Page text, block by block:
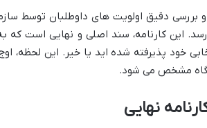
دقیق اولویت های داوطلبان توسط
رسد. این کارنامه، سند اصلی و نهایی
خود پذیرفته شده اید یا خیر. این لحظه،
نگاه مشخص می شود.
نهایی